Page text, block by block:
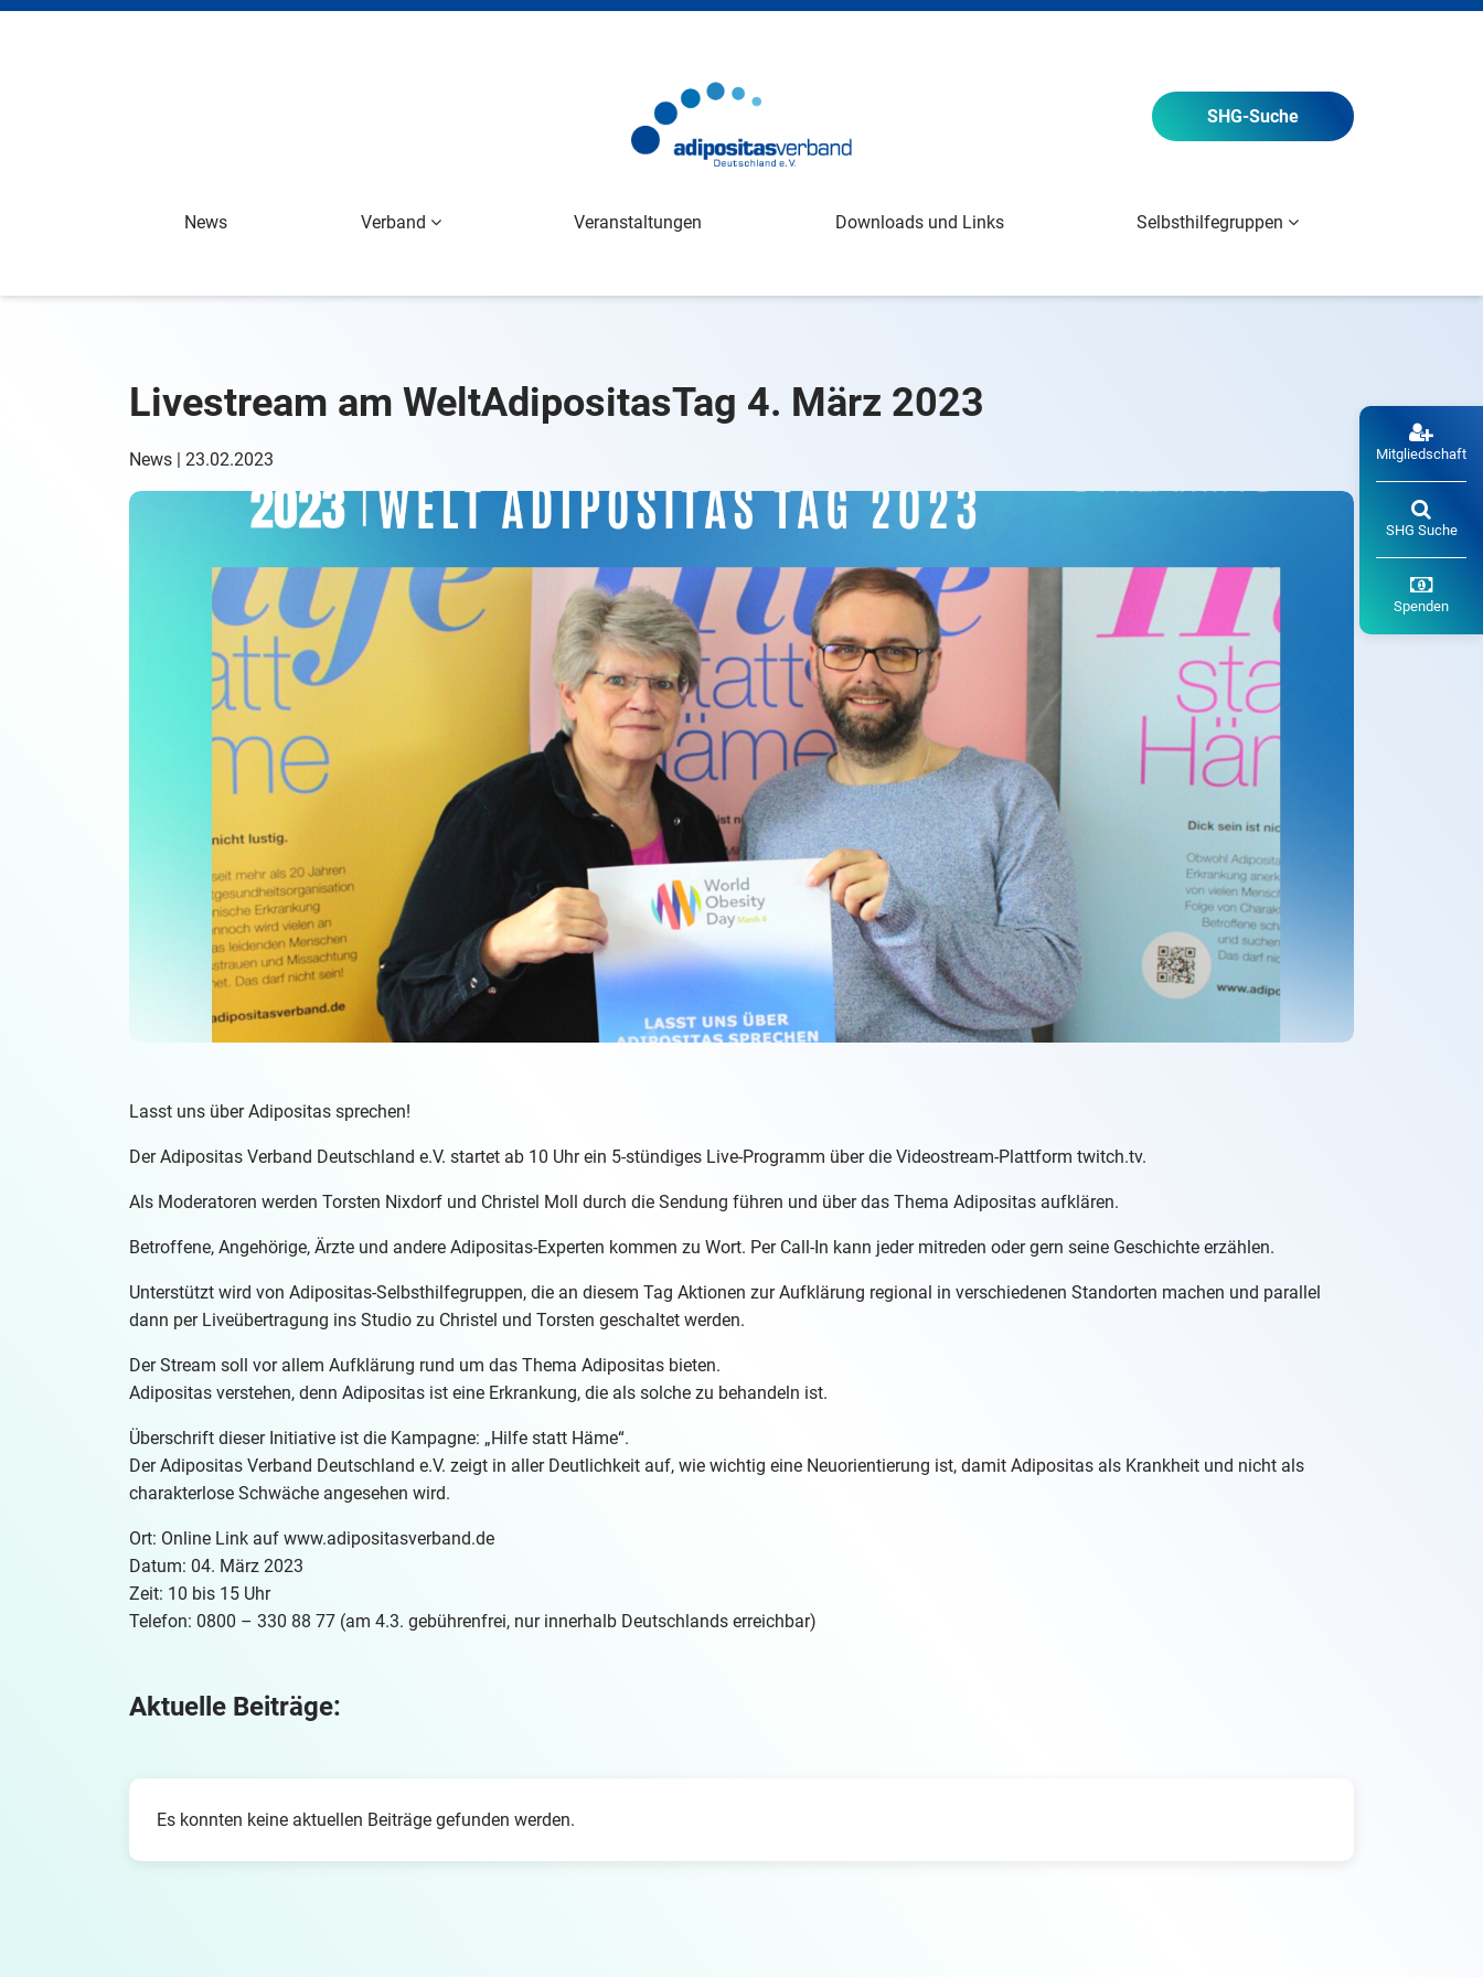
SHG-Suche
News Verband Veranstaltungen Downloads und Links Selbsthilfegruppen
Mitgliedschaft
SHG Suche
Spenden
Livestream am WeltAdipositasTag 4. März 2023
News | 23.02.2023
Lasst uns über Adipositas sprechen!
Der Adipositas Verband Deutschland e.V. startet ab 10 Uhr ein 5-stündiges Live-Programm über die Videostream-Plattform twitch.tv.
Als Moderatoren werden Torsten Nixdorf und Christel Moll durch die Sendung führen und über das Thema Adipositas aufklären.
Betroffene, Angehörige, Ärzte und andere Adipositas-Experten kommen zu Wort. Per Call-In kann jeder mitreden oder gern seine Geschichte erzählen.
Unterstützt wird von Adipositas-Selbsthilfegruppen, die an diesem Tag Aktionen zur Aufklärung regional in verschiedenen Standorten machen und parallel
dann per Liveübertragung ins Studio zu Christel und Torsten geschaltet werden.
Der Stream soll vor allem Aufklärung rund um das Thema Adipositas bieten.
Adipositas verstehen, denn Adipositas ist eine Erkrankung, die als solche zu behandeln ist.
Überschrift dieser Initiative ist die Kampagne: „Hilfe statt Häme“.
Der Adipositas Verband Deutschland e.V. zeigt in aller Deutlichkeit auf, wie wichtig eine Neuorientierung ist, damit Adipositas als Krankheit und nicht als
charakterlose Schwäche angesehen wird.
Ort: Online Link auf www.adipositasverband.de
Datum: 04. März 2023
Zeit: 10 bis 15 Uhr
Telefon: 0800 – 330 88 77 (am 4.3. gebührenfrei, nur innerhalb Deutschlands erreichbar)
Aktuelle Beiträge:
Es konnten keine aktuellen Beiträge gefunden werden.